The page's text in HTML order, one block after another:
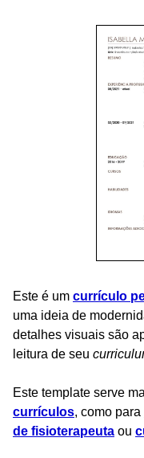
Este é um currículo
uma ideia de
detalhes visuais são
leitura de seu
Este template serve
currículos, como para
de fisioterapeuta ou